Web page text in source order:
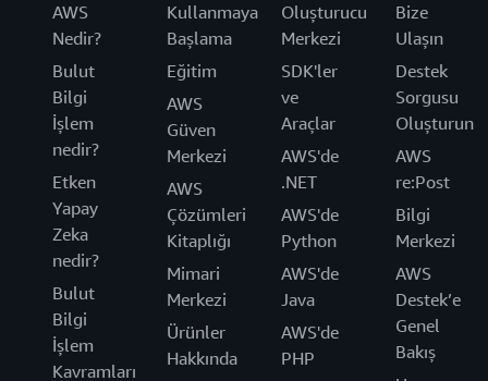
AWS
Nedir?
Bulut
Bilgi
İşlem
nedir?
Etken
Yapay
Zeka
nedir?
Bulut
Bilgi
İşlem
Kavramları
Kullanmaya
Başlama
Eğitim
AWS
Güven
Merkezi
AWS
Çözümleri
Kitaplığı
Mimari
Merkezi
Ürünler
Hakkında
Oluşturucu
Merkezi
SDK'ler
ve
Araçlar
AWS'de
.NET
AWS'de
Python
AWS'de
Java
AWS'de
PHP
Bize
Ulaşın
Destek
Sorgusu
Oluşturun
AWS
re:Post
Bilgi
Merkezi
AWS
Destek’e
Genel
Bakış